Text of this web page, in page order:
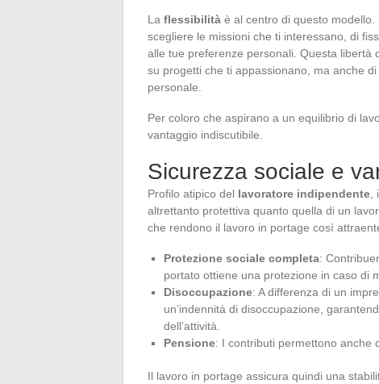
La flessibilità è al centro di questo
scegliere le missioni che ti interessano, di
alle tue preferenze personali. Questa libertà
su progetti che ti appassionano, ma anche
personale.
Per coloro che aspirano a un equilibrio di
vantaggio indiscutibile.
Sicurezza sociale e
Profilo atipico del lavoratore indipendente
altrettanto protettiva quanto quella di un
che rendono il lavoro in portage così
Protezione sociale completa:
portato ottiene una protezione in caso di
Disoccupazione: A differenza di un
un’indennità di disoccupazione,
dell’attività.
Pensione: I contributi permettono anche
Il lavoro in portage assicura quindi una